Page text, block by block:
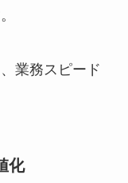
業務スピード
化